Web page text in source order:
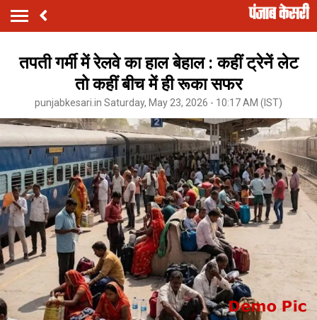
तपती गर्मी में रेलवे का हाल बेहाल : कहीं ट्रेनें लेट
तो कहीं बीच में ही रूका सफर
punjabkesari.in Saturday, May 23, 2026 - 10:17 AM (IST)